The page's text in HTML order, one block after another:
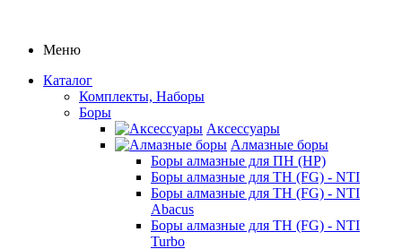
Меню
Каталог
Комплекты, Наборы
Боры
Аксессуары
Алмазные боры
Боры алмазные для ПН (HP)
Боры алмазные для ТН (FG) - NTI
Боры алмазные для ТН (FG) - NTI
Abacus
Боры алмазные для ТН (FG) - NTI
Turbo